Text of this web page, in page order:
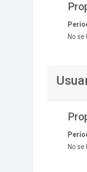
No
No